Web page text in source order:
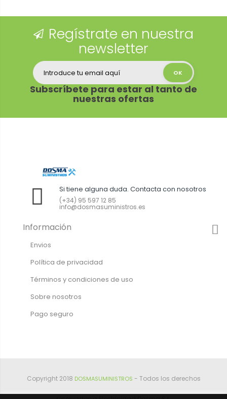
Regístrate en nuestra
newsletter
Subscríbete para estar al tanto de
nuestras ofertas
Si tiene alguna duda. Contacta con nosotros
(+34) 95 597 12 85
info@dosmasuministros.es
Información
Envios
Política de privacidad
Términos y condiciones de uso
Sobre nosotros
Pago seguro
Copyright 2018 DOSMASUMINISTROS - Todos los derechos